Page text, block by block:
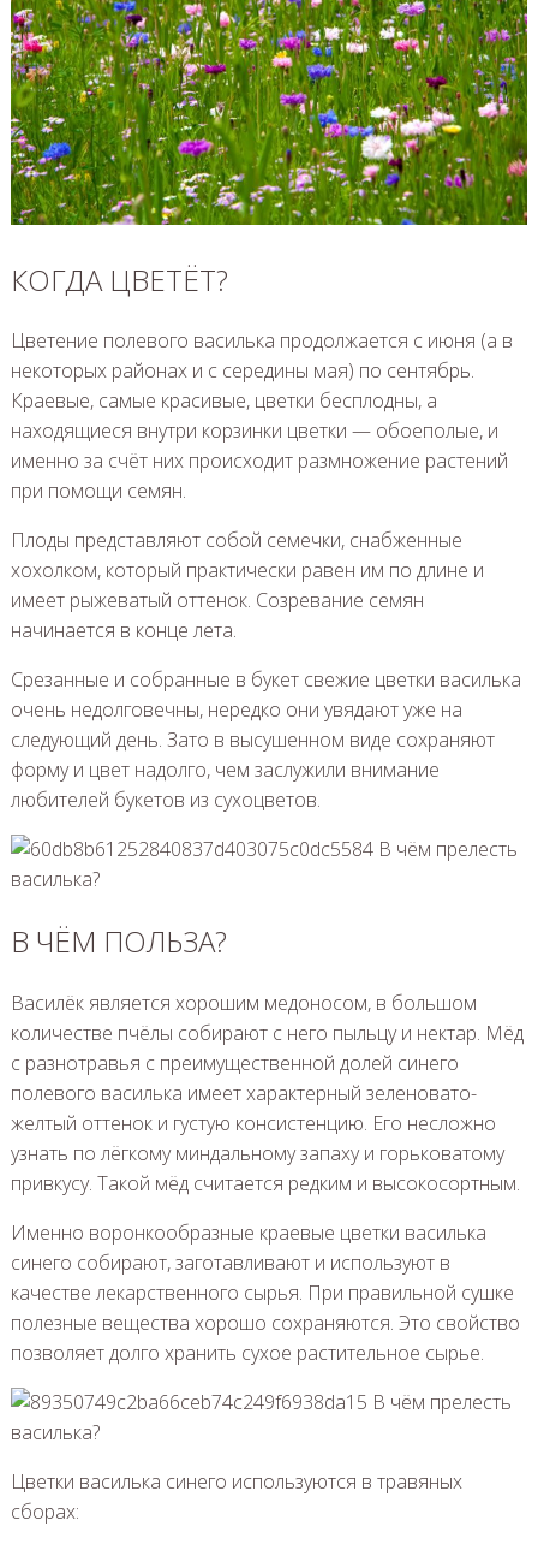
КОГДА ЦВЕТЁТ?
Цветение полевого василька продолжается с июня (а в
некоторых районах и с середины мая) по сентябрь.
Краевые, самые красивые, цветки бесплодны, а
находящиеся внутри корзинки цветки — обоеполые, и
именно за счёт них происходит размножение растений
при помощи семян.
Плоды представляют собой семечки, снабженные
хохолком, который практически равен им по длине и
имеет рыжеватый оттенок. Созревание семян
начинается в конце лета.
Срезанные и собранные в букет свежие цветки василька
очень недолговечны, нередко они увядают уже на
следующий день. Зато в высушенном виде сохраняют
форму и цвет надолго, чем заслужили внимание
любителей букетов из сухоцветов.
В ЧЁМ ПОЛЬЗА?
Василёк является хорошим медоносом, в большом
количестве пчёлы собирают с него пыльцу и нектар. Мёд
с разнотравья с преимущественной долей синего
полевого василька имеет характерный зеленовато-
желтый оттенок и густую консистенцию. Его несложно
узнать по лёгкому миндальному запаху и горьковатому
привкусу. Такой мёд считается редким и высокосортным.
Именно воронкообразные краевые цветки василька
синего собирают, заготавливают и используют в
качестве лекарственного сырья. При правильной сушке
полезные вещества хорошо сохраняются. Это свойство
позволяет долго хранить сухое растительное сырье.
Цветки василька синего используются в травяных
сборах: